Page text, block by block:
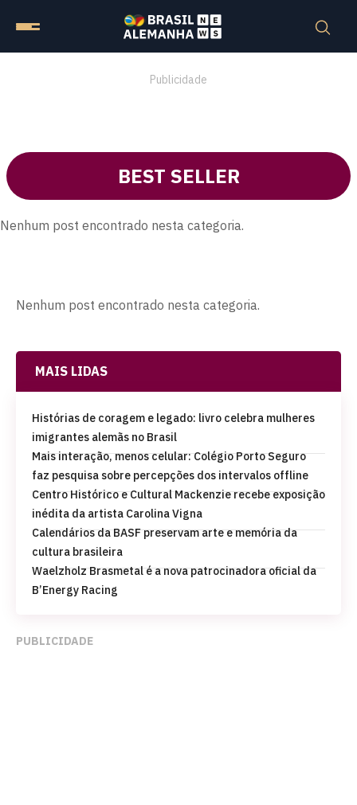
Publicidade
BEST SELLER
Nenhum post encontrado nesta categoria.
Nenhum post encontrado nesta categoria.
MAIS LIDAS
Histórias de coragem e legado: livro celebra mulheres
imigrantes alemãs no Brasil
Mais interação, menos celular: Colégio Porto Seguro
faz pesquisa sobre percepções dos intervalos offline
Centro Histórico e Cultural Mackenzie recebe exposição
inédita da artista Carolina Vigna
Calendários da BASF preservam arte e memória da
cultura brasileira
Waelzholz Brasmetal é a nova patrocinadora oficial da
B’Energy Racing
PUBLICIDADE